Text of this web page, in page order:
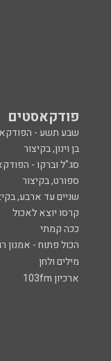
פודקאסטים
שבע תשע -
בן וינון, בקיצור
סג"ל וברקו -
ספורט, בקיצור
שניים עד ארבע,
קרסו יוצא לאכול
ככה קמתי
הכול פתוח - אמנון
מילים ולחן
ארכיון 103fm